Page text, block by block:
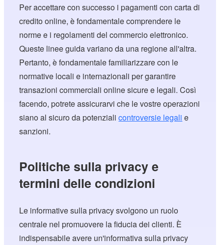
Per accettare con successo i pagamenti con carta di
credito online, è fondamentale comprendere le
norme e i regolamenti del commercio elettronico.
Queste linee guida variano da una regione all'altra.
Pertanto, è fondamentale familiarizzare con le
normative locali e internazionali per garantire
transazioni commerciali online sicure e legali. Così
facendo, potrete assicurarvi che le vostre operazioni
siano al sicuro da potenzialicontroversie legali e
sanzioni.
Politiche sulla privacy e
termini delle condizioni
Le informative sulla privacy svolgono un ruolo
centrale nel promuovere la fiducia dei clienti. È
indispensabile avere un'informativa sulla privacy